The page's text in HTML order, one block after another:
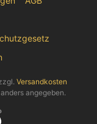
Versandkosten
angegeben.